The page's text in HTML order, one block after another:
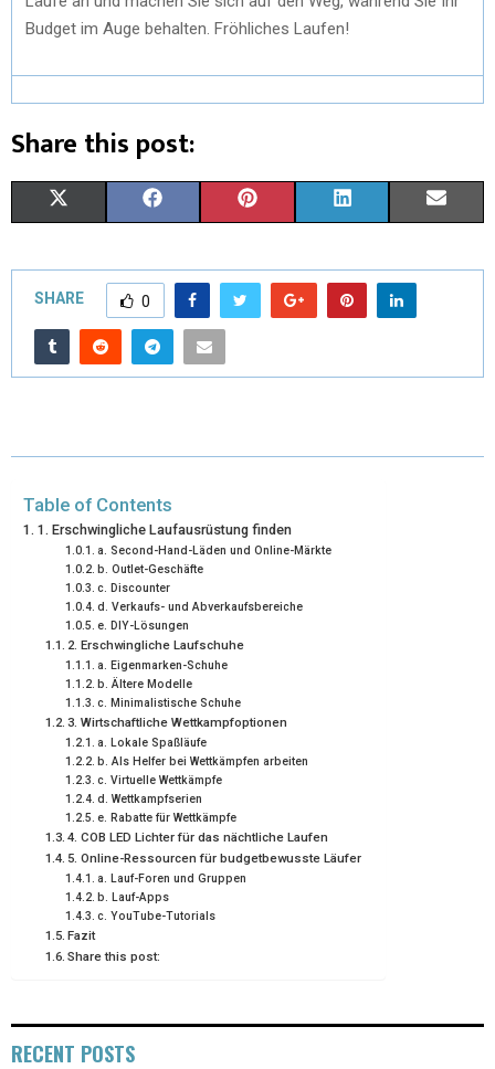
Budget im Auge behalten. Fröhliches Laufen!
Share this post:
I
R
)
C
E
B
N
T
T
N
K
SHARE 0
Table of Contents
1. Erschwingliche Laufausrüstung finden
a. Second-Hand-Läden und Online-Märkte
b. Outlet-Geschäfte
c. Discounter
d. Verkaufs- und Abverkaufsbereiche
e. DIY-Lösungen
2. Erschwingliche Laufschuhe
a. Eigenmarken-Schuhe
b. Ältere Modelle
c. Minimalistische Schuhe
3. Wirtschaftliche Wettkampfoptionen
a. Lokale Spaßläufe
b. Als Helfer bei Wettkämpfen arbeiten
c. Virtuelle Wettkämpfe
d. Wettkampfserien
e. Rabatte für Wettkämpfe
4. COB LED Lichter für das nächtliche Laufen
5. Online-Ressourcen für budgetbewusste Läufer
a. Lauf-Foren und Gruppen
b. Lauf-Apps
c. YouTube-Tutorials
Fazit
Share this post:
RECENT POSTS